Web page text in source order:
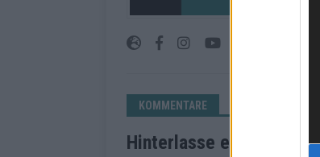
KOMMENTARE
Hinterlasse einen